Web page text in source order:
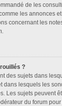
de les
les annonces
concernant les
?
des sujets dans
dans lesquels les
Les sujets peuvent
du forum